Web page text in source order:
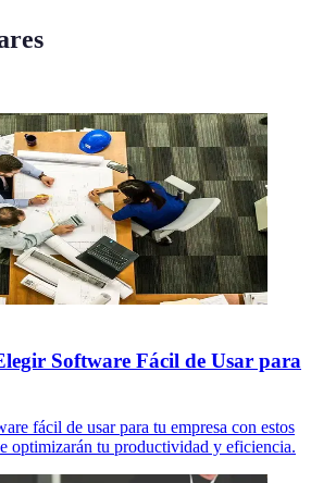
Software Fácil de Usar para
fácil de usar para tu empresa con estos
optimizarán tu productividad y eficiencia.